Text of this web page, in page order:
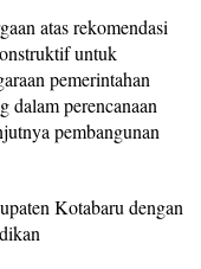
atas rekomendasi
untuk
pemerintahan
dalam perencanaan
pembangunan
Kotabaru dengan